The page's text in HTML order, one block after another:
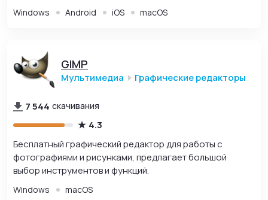
Windows Android iOS macOS
GIMP
Мультимедиа Графические редакторы
7 544 скачивания
4.3
Бесплатный графический редактор для работы с
фотографиями и рисунками, предлагает большой
выбор инструментов и функций.
Windows macOS